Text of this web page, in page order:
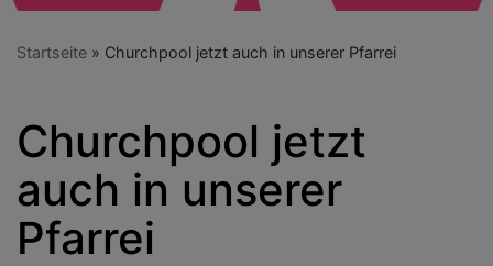
Startseite Churchpool jetzt auch in unserer Pfarrei
Churchpool jetzt
auch in unserer
Pfarrei